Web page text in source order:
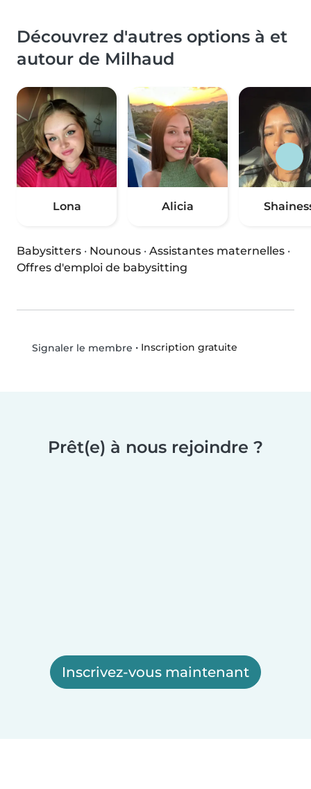
Découvrez d'autres options à et
autour de Milhaud
Lona Alicia
Babysitters · Nounous · Assistantes maternelles ·
Offres d'emploi de babysitting
Signaler le membre • Inscription gratuite
Prêt(e) à nous rejoindre ?
Inscrivez-vous maintenant